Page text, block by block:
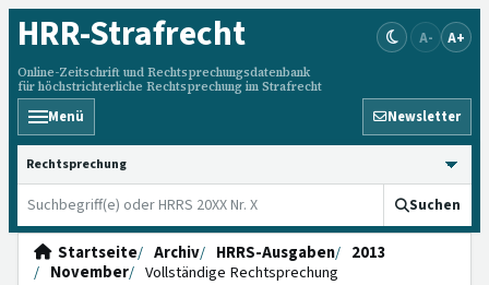
HRR-Strafrecht
Online-Zeitschrift und Rechtsprechungsdatenbank
für höchstrichterliche Rechtsprechung im Strafrecht
A- A+
Menü Newsletter
HRRS durchsuchen
Suchen
Startseite Archiv HRRS-Ausgaben
2013
November
Vollständige Rechtsprechung